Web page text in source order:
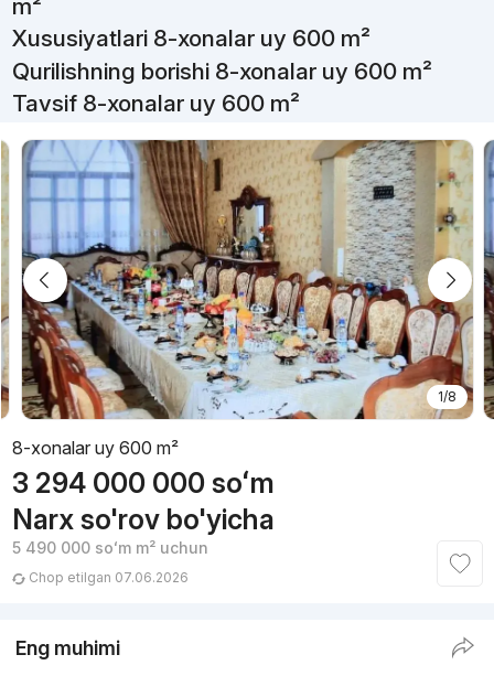
m²
Xususiyatlari 8-xonalar uy 600 m²
Qurilishning borishi 8-xonalar uy 600 m²
Tavsif 8-xonalar uy 600 m²
1/8
8-xonalar uy 600 m²
3 294 000 000 soʻm
Narx so'rov bo'yicha
5 490 000 soʻmm² uchun
Chop etilgan 07.06.2026
Eng muhimi